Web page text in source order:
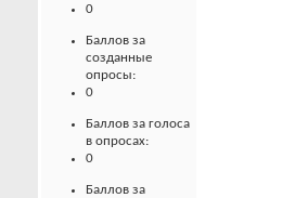
0
Баллов за
созданные
опросы:
0
Баллов за голоса
в опросах:
0
Баллов за